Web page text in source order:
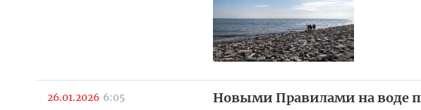
26.01.2026 6:05
Новыми Правилами на воде